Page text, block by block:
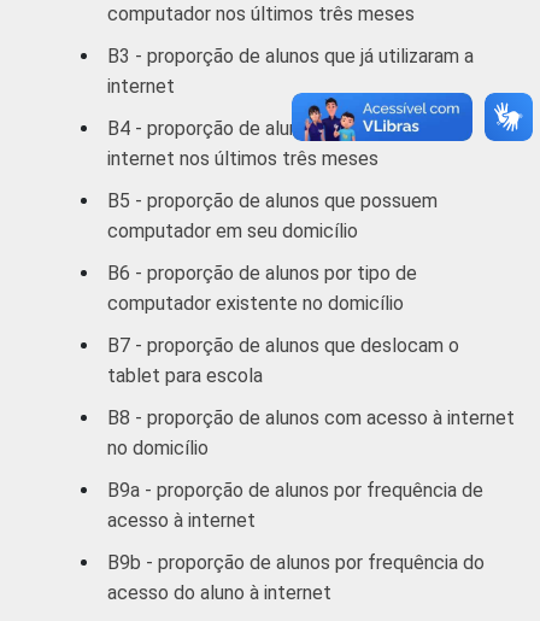
Ensino
Médio
74
Base: 5 577 alunos que possuem
estimuladas. Dados coletados entre
setembro e dezembro de 2012.
Fonte: NIC.br - set/dez 2012
computador nos últimos três meses
B3 - proporção de alunos que já utilizaram a
internet
B4 - proporção de alunos que utilizaram a
internet nos últimos três meses
B5 - proporção de alunos que possuem
computador em seu domicílio
B6 - proporção de alunos por tipo de
computador existente no domicílio
B7 - proporção de alunos que deslocam o
tablet para escola
B8 - proporção de alunos com acesso à internet
no domicílio
B9a - proporção de alunos por frequência de
acesso à internet
B9b - proporção de alunos por frequência do
acesso do aluno à internet